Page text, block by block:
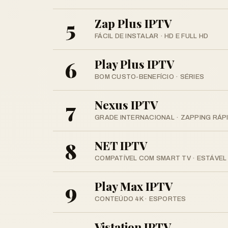
5
Zap Plus IPTV
FÁCIL DE INSTALAR · HD E FULL HD
6 Play Plus IPTV
BOM CUSTO-BENEFÍCIO · SÉRIES
7 Nexus IPTV
GRADE INTERNACIONAL · ZAPPING
8 NET IPTV
COMPATÍVEL COM SMART TV · ESTÁVEL
9 Play Max IPTV
CONTEÚDO 4K · ESPORTES